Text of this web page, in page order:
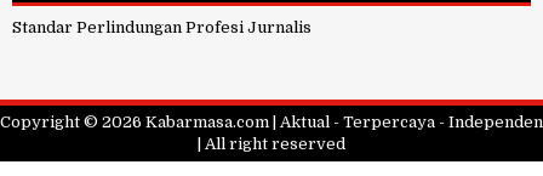
Standar Perlindungan Profesi Jurnalis
Copyright © 2026 Kabarmasa.com | Aktual - Terpercaya - Independen
| All right reserved